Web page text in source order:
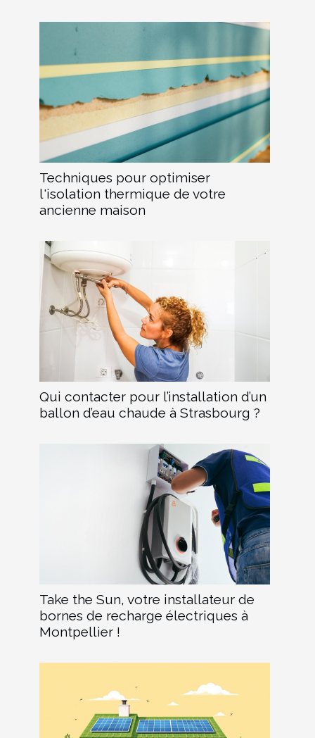
Techniques pour optimiser
l'isolation thermique de votre
ancienne maison
Qui contacter pour l’installation d’un
ballon d’eau chaude à Strasbourg ?
Take the Sun, votre installateur de
bornes de recharge électriques à
Montpellier !